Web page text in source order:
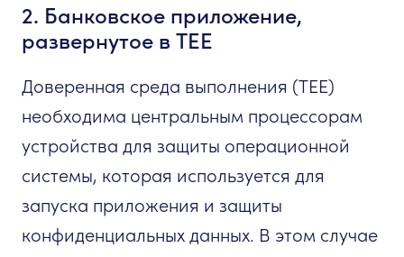
2. Банковское приложение,
развернутое в TEE
Доверенная среда выполнения (TEE)
необходима центральным процессорам
устройства для защиты операционной
системы, которая используется для
запуска приложения и защиты
конфиденциальных данных. В этом случае